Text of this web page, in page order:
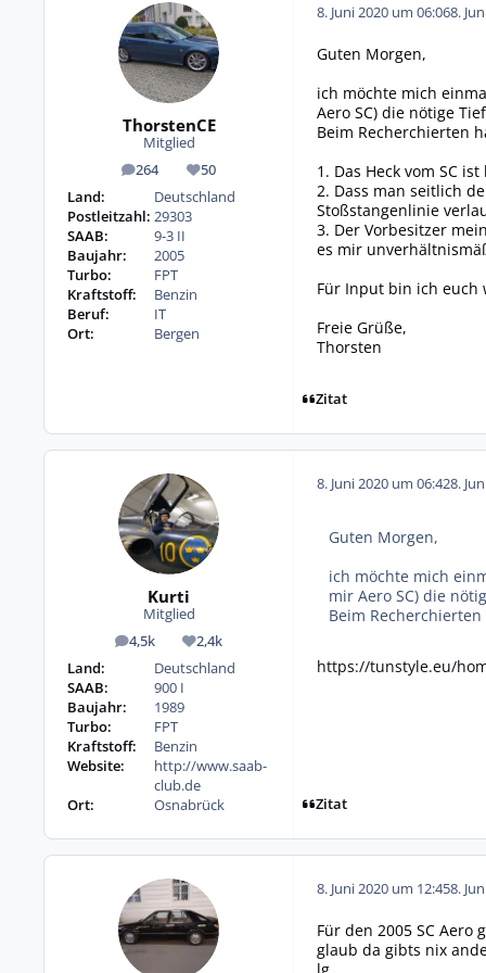
ThorstenCE
Mitglied
264
Beiträge 50
Reputation
Land:
Deutschland
Postleitzahl: 29303
SAAB:
9-3 II
Baujahr:
2005
Turbo:
FPT
Kraftstoff:
Benzin
Beruf:
IT
Ort:
Bergen
8. Juni 2020 um 06:068.
Guten Morgen,
ich möchte mich
Aero SC) die nötige
Beim Recherchierten
1. Das Heck vom SC
2. Dass man seitlich
Stoßstangenlinie
3. Der Vorbesitzer
es mir
Für Input bin ich euch
Freie Grüße,
Thorsten
Zitat
Kurti
Mitglied
4,5k
Beiträge 2,4k
Reputation
Land:
Deutschland
SAAB:
900 I
Baujahr:
1989
Turbo:
FPT
Kraftstoff:
Benzin
Website:
http://www.saab-
club.de
Ort:
Osnabrück
8. Juni 2020 um 06:428.
Guten Morgen,
ich möchte mich
mir Aero SC) die
Beim
https://tunstyle.eu/
Zitat
8. Juni 2020 um 12:458.
Für den 2005 SC
glaub da gibts nix